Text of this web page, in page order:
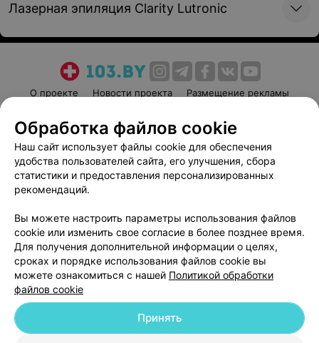
Лазерная эпиляция Clarity Lutronic
О проекте Новости проекта
Размещение рекламы
Пользовательское соглашение
Способы оплаты
Вакансии
Партнеры
Написать руководителю 103.by
Обработка персональных данных
© 2026 ООО «Артокс Лаб», УНП 191700409
| 220012, Республика Беларусь,
Обработка файлов cookie
Наш сайт использует файлы cookie для обеспечения
удобства пользователей сайта, его улучшения, сбора
статистики и предоставления персонализированных
рекомендаций.
Вы можете настроить параметры использования файлов
cookie или изменить свое согласие в более позднее время.
Для получения дополнительной информации о целях,
сроках и порядке использования файлов cookie вы
можете ознакомиться с нашей Политикой обработки
файлов cookie
Принять